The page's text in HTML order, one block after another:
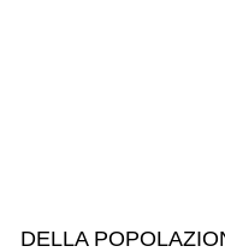
DELLA